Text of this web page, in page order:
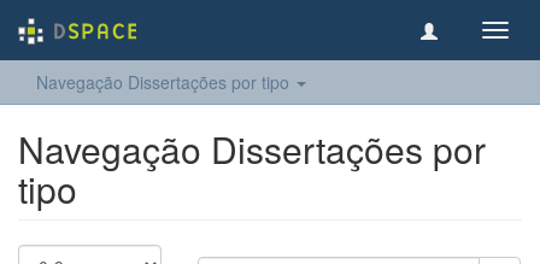
Navegação Dissertações por tipo
Navegação Dissertações por
tipo